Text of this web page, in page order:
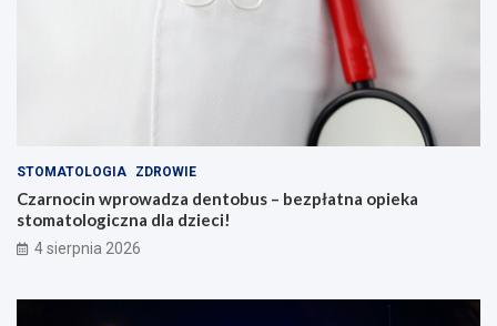
STOMATOLOGIA ZDROWIE
Czarnocin wprowadza dentobus – bezpłatna opieka
stomatologiczna dla dzieci!
4 sierpnia 2026